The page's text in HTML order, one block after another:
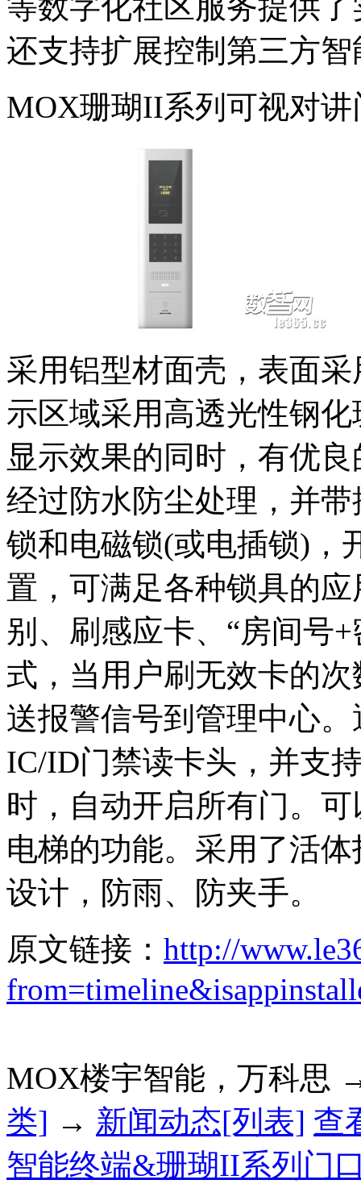
等数字化社区服务提供
还支持扩展控制第三方
MOX珊瑚II系列可视对讲
采用铝型材面壳，表面
示区域采用高透光性钢
显示效果的同时，有优
经过防水防尘处理，并
锁和电磁锁(或电插锁)，
置，可满足各种锁具的
别、刷感应卡、“房间号
式，当用户刷无效卡的
送报警信号到管理中心
IC/ID门禁读卡头，并支
时，自动开启所有门。
电梯的功能。采用了活
设计，防雨、防夹手。
原文链接： http://
MOX楼宇智能，万科思
类] → 新闻动态[列表] 查
智能终端&珊瑚II系列门